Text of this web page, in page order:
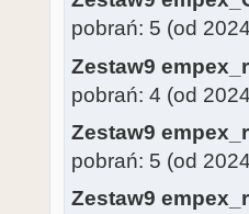
pobrań: 5 (od
Zestaw9
pobrań: 4 (od
Zestaw9
pobrań: 5 (od
Zestaw9